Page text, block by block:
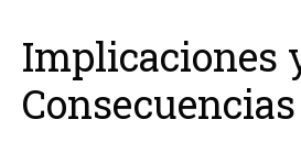
Implicaciones
Consecuencias